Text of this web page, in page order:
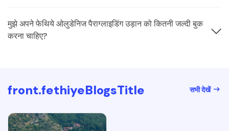
मुझे अपने फेथिये ओलुडेनिज पैराग्लाइडिंग उड़ान को कितनी जल्दी बुक
करना चाहिए?
front.fethiyeBlogsTitle सभी देखें